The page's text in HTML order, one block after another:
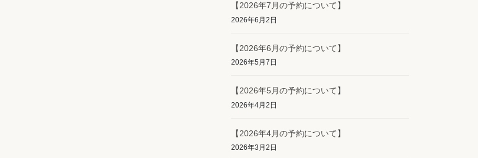
【2026年7月の予約について】
2026年6月2日
【2026年6月の予約について】
2026年5月7日
【2026年5月の予約について】
2026年4月2日
【2026年4月の予約について】
2026年3月2日